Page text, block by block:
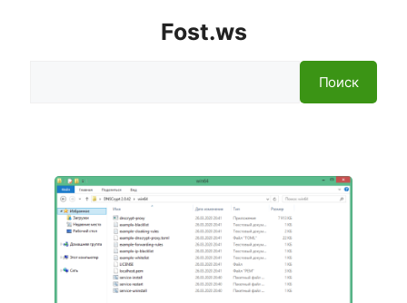
Fost.ws
Поиск